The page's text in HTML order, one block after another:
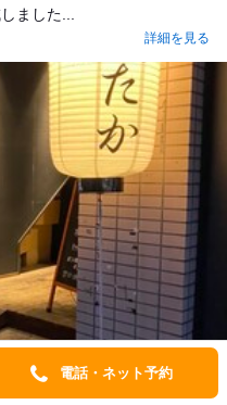
ました...
詳細を見る
電話・ネット予約